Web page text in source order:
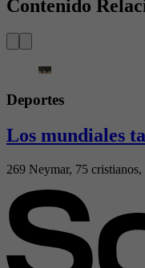
Contenido
Deportes
Los mundiales
269 Neymar, 75